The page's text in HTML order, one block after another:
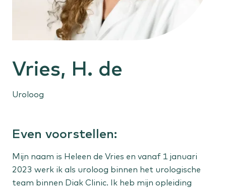
Oorontsteking
Galstenen
Vergrote prostaat
Anale klachten
Spataderen
Vetbult
Vries, H. de
Uroloog
Even voorstellen:
Mijn naam is Heleen de Vries en vanaf 1 januari
2023 werk ik als uroloog binnen het urologische
team binnen Diak Clinic. Ik heb mijn opleiding